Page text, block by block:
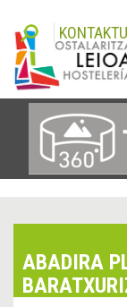
ABADIRA